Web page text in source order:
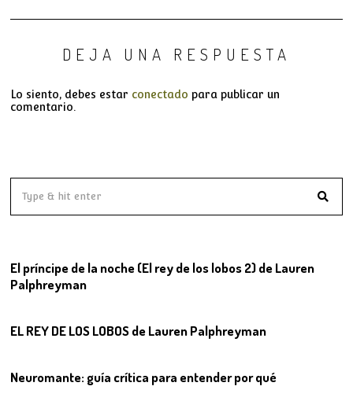
DEJA UNA RESPUESTA
Lo siento, debes estar conectado para publicar un
comentario.
El príncipe de la noche (El rey de los lobos 2) de Lauren
Palphreyman
EL REY DE LOS LOBOS de Lauren Palphreyman
Neuromante: guía crítica para entender por qué